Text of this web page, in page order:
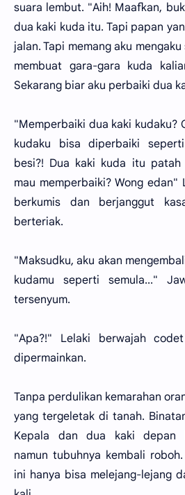
suara lembut. "Aih! Maafkan,
dua kaki kuda itu. Tapi papan
jalan. Tapi memang aku
membuat gara-gara kuda
Sekarang biar aku perbaiki dua
"Memperbaiki dua kaki kudaku?
kudaku bisa diperbaiki
besi?! Dua kaki kuda itu patah
mau memperbaiki? Wong
berkumis dan berjanggut
berteriak.
"Maksudku, aku akan
kudamu seperti semula..."
tersenyum.
"Apa?!" Lelaki berwajah
dipermainkan.
Tanpa perdulikan kemarahan
yang tergeletak di tanah.
Kepala dan dua kaki depan
namun tubuhnya kembali
ini hanya bisa melejang-lejang